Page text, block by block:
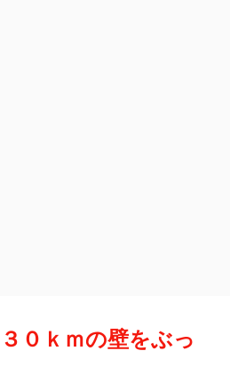
０ｋｍの壁をぶっ